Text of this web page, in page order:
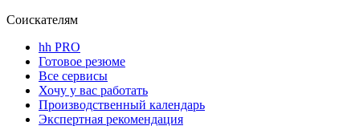
Соискателям
hh PRO
Готовое резюме
Все сервисы
Хочу у вас работать
Производственный календарь
Экспертная рекомендация